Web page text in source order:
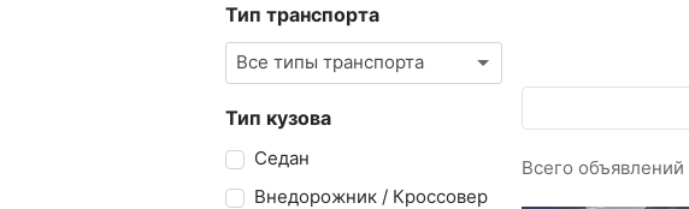
Тип транспорта
Все типы транспорта
Тип кузова
Седан
Внедорожник / Кроссовер
Всего объявлений